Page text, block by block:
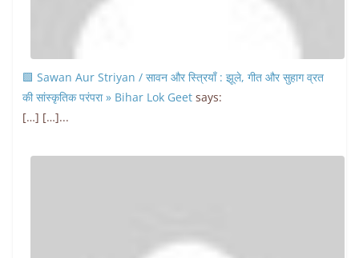
🟩 Sawan Aur Striyan / सावन और स्त्रियाँ : झूले, गीत और सुहाग व्रत
की सांस्कृतिक परंपरा » Bihar Lok Geet says:
[…] […]...